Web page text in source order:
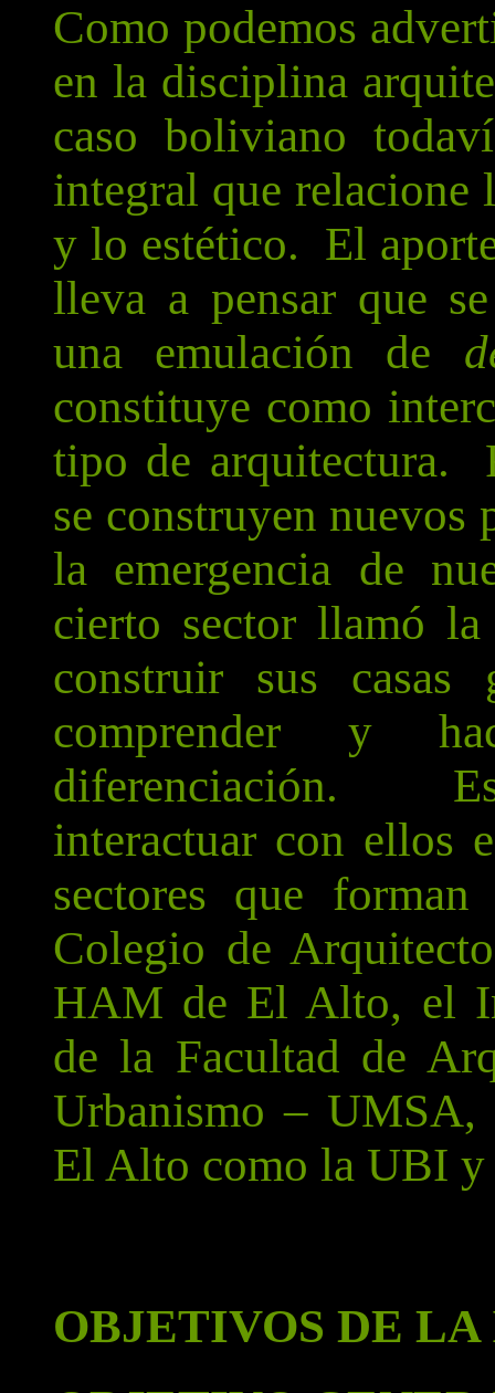
Como podemos
en la disciplina
caso boliviano
integral que
y lo estético. El
lleva a pensar que
una emulación de
constituye como
tipo de arquitectura.
se construyen nuevos
la emergencia de
cierto sector llamó
construir sus casas
comprender y
diferenciación.
interactuar con ellos
sectores que
Colegio de
HAM de El Alto, el
de la Facultad de
Urbanismo – UMSA,
El Alto como la UBI
OBJETIVOS DE